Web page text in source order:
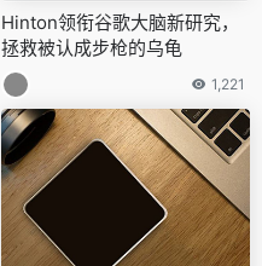
Hinton领衔谷歌大脑新研究，
拯救被认成步枪的乌龟
1,221